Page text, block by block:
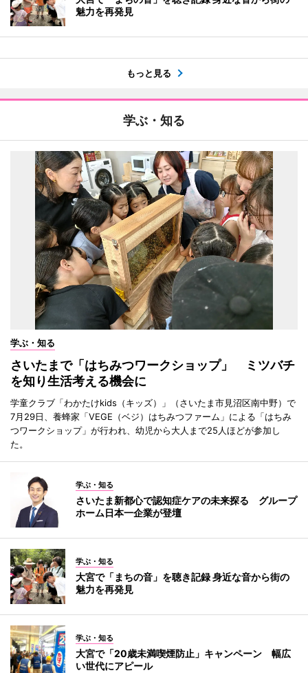
魅力を再発見
もっと見る
学ぶ・知る
学ぶ・知る
さいたまで「はちみつワークショップ」 ミツバチ
を知り生活考える機会に
学童クラブ「わかたけkids（キッズ）」（さいたま市見沼区南中野）で
7月29日、養蜂家「VEGE（ベジ）はちみつファーム」による「はちみ
つワークショップ」が行われ、幼児から大人まで25人ほどが参加し
た。
学ぶ・知る
さいたま新都心で認知症ケアの未来探る グループ
ホーム日本一企業が登壇
学ぶ・知る
大宮で「まちの音」を聴き記録 身近な音から街の
魅力を再発見
学ぶ・知る
大宮で「20歳未満喫煙防止」キャンペーン 幅広
い世代にアピール